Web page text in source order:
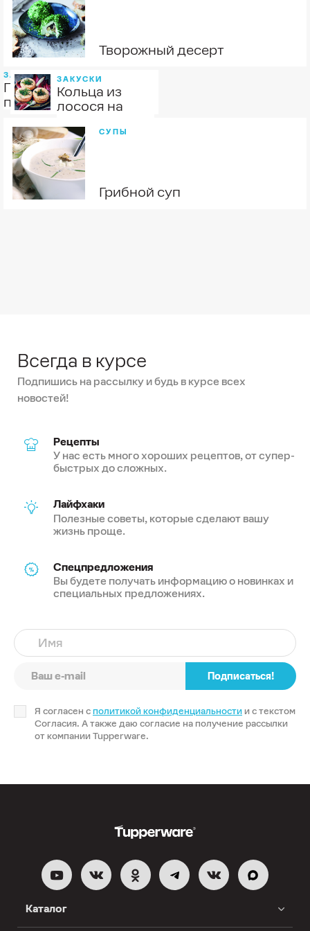
Творожный десерт
ЗАКУСКИ
Печеночный
паштет
ЗАКУСКИ
Кольца из
лосося на
тостахСУПЫ
Грибной суп
Всегда в курсе
Подпишись на рассылку и будь в курсе всех
новостей!
Рецепты
У нас есть много хороших рецептов, от супер-
быстрых до сложных.
Лайфхаки
Полезные советы, которые сделают вашу
жизнь проще.
Спецпредложения
Вы будете получать информацию о новинках и
специальных предложениях.
Имя
Подписаться!
Я согласен с политикой конфиденциальности и с текстом
Согласия. А также даю согласие на получение рассылки
от компании Tupperware.
Каталог